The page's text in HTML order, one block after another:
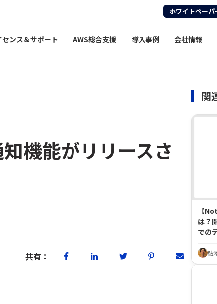
ホワイトペーパ
ンス＆サポート AWS総合支援 導入事例 会社情報
機能がリリースさ
共有：
関
【
は？
での
鮎